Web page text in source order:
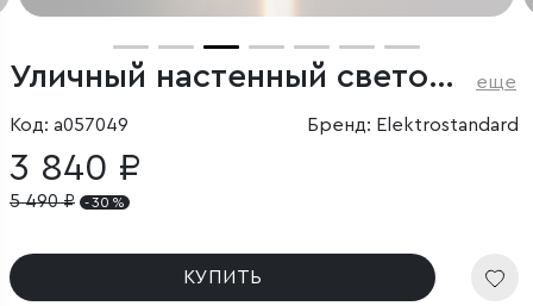
Уличный настенный светодиодный светильник Blaze LED IP65 еще
Код: a057049 Бренд: Elektrostandard
3 840 ₽
5 490₽ - 30 %
КУПИТЬ